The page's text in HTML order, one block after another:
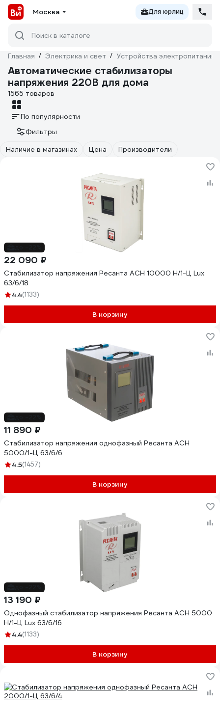
Москва Для юрлиц
Поиск в каталоге
Главная / Электрика и свет / Устройства электропитания
Автоматические стабилизаторы
напряжения 220В для дома
1565 товаров
По популярности
Фильтры
Наличие в магазинах
Цена Производители
22 090 ₽
Стабилизатор напряжения Ресанта АСН 10000 Н/1-Ц Lux
63/6/18
4.4(1133)
В корзину
11 890 ₽
Стабилизатор напряжения однофазный Ресанта АСН
5000/1-Ц 63/6/6
4.5(1457)
В корзину
13 190 ₽
Однофазный стабилизатор напряжения Ресанта АСН 5000
Н/1-Ц Lux 63/6/16
4.4(1133)
В корзину